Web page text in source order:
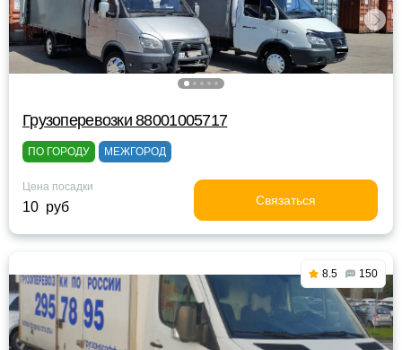
Грузоперевозки 88001005717
ПО ГОРОДУ МЕЖГОРОД
Цена посадки
10 руб Связаться
8.5 150